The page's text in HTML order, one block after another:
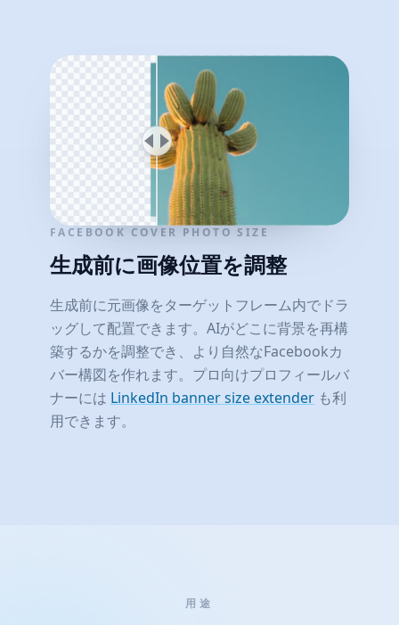
FACEBOOK COVER PHOTO SIZE
生成前に画像位置を調整
生成前に元画像をターゲットフレーム内でドラ
ッグして配置できます。AIがどこに背景を再構
築するかを調整でき、より自然なFacebookカ
バー構図を作れます。プロ向けプロフィールバ
ナーには LinkedIn banner size extender も利
用できます。
用途